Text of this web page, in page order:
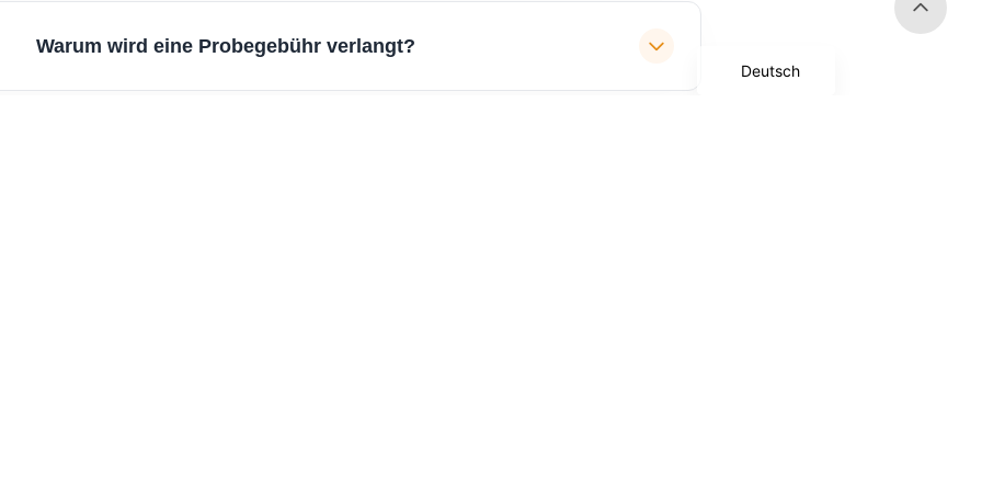
Warum wird eine Probegebühr verlangt?
Deutsch